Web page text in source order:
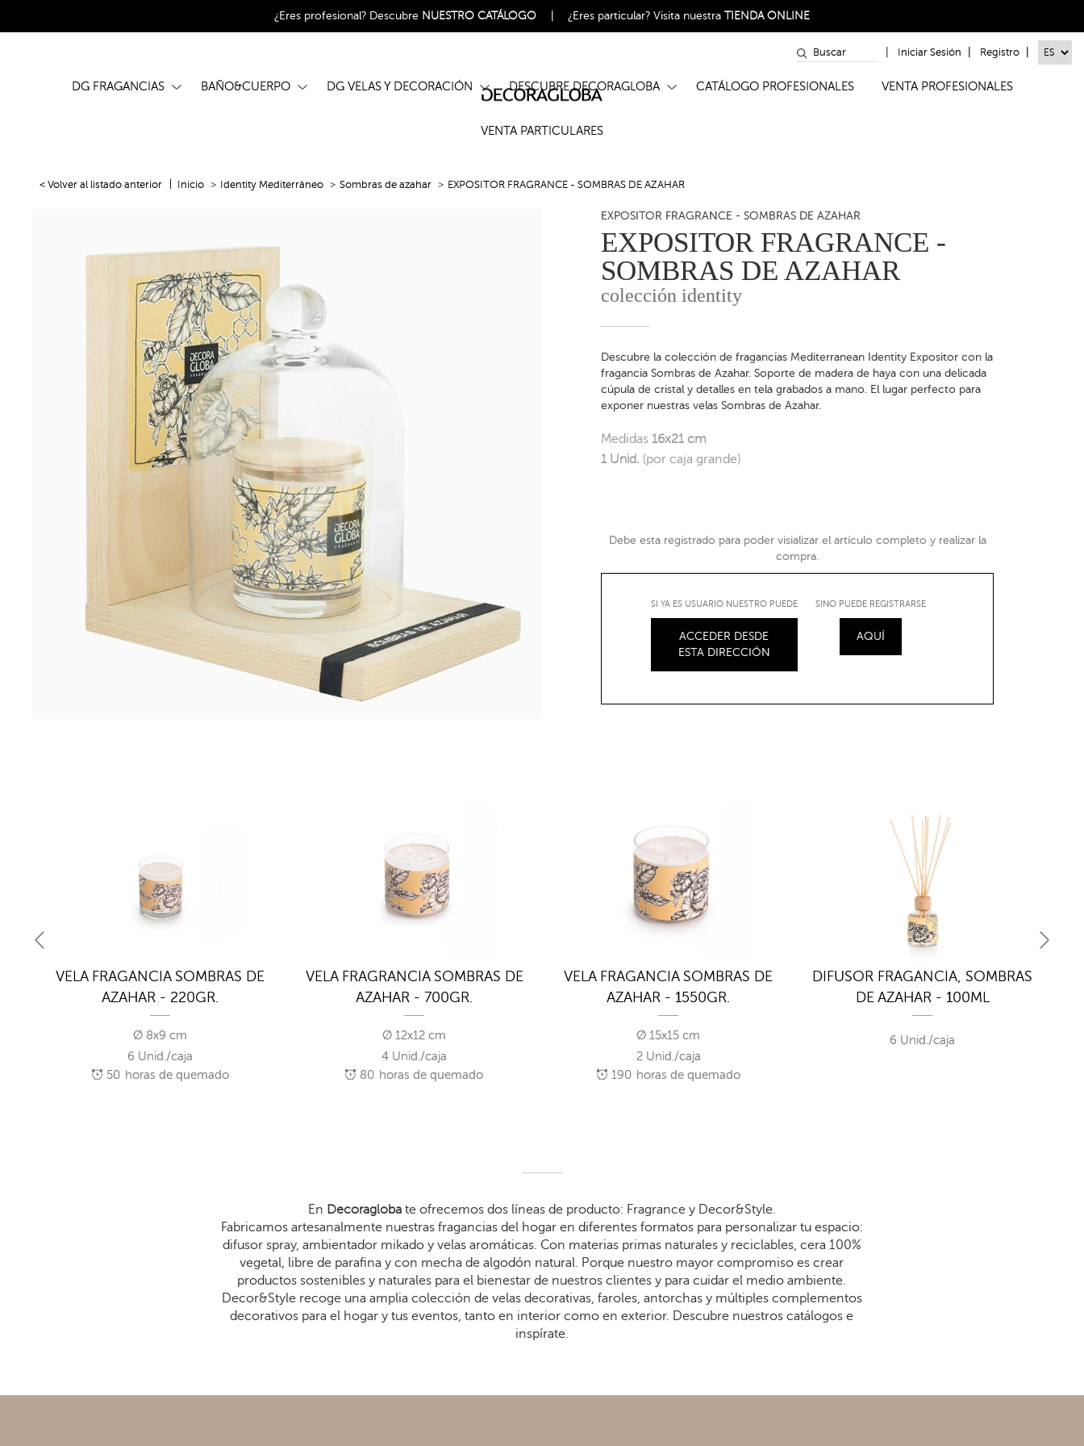
¿Eres profesional? Descubre NUESTRO CATÁLOGO ¿Eres particular?Visita nuestraTIENDA ONLINE
Iniciar Sesión Registro
DG FRAGANCIAS BAÑO&CUERPO DG VELAS Y DECORACIÓN DESCUBRE DECORAGLOBA CATÁLOGO PROFESIONALES VENTA PROFESIONALES
VENTA PARTICULARES
< Volver al listado anterior Inicio Identity Mediterráneo Sombras de azahar EXPOSITOR FRAGRANCE - SOMBRAS DE AZAHAR
EXPOSITOR FRAGRANCE - SOMBRAS DE AZAHAR
EXPOSITOR FRAGRANCE -
SOMBRAS DE AZAHAR
colección identity
Descubre la colección de fragancias Mediterranean Identity Expositor con la
fragancia Sombras de Azahar. Soporte de madera de haya con una delicada
cúpula de cristal y detalles en tela grabados a mano. El lugar perfecto para
exponer nuestras velas Sombras de Azahar.
Medidas16x21 cm
1 Unid. (por caja grande)
Debe esta registrado para poder visializar el artículo completo y realizar la
compra.
SI YA ES USUARIO NUESTRO PUEDE
ACCEDER DESDE
ESTA DIRECCIÓN
SINO PUEDE REGISTRARSE
AQUÍ
VELA FRAGANCIA SOMBRAS DE
AZAHAR - 220GR.
Ø 8x9 cm
6 Unid./caja
50 horas de quemado
VELA FRAGRANCIA SOMBRAS DE
AZAHAR - 700GR.
Ø 12x12 cm
4 Unid./caja
80 horas de quemado
VELA FRAGANCIA SOMBRAS DE
AZAHAR - 1550GR.
Ø 15x15 cm
2 Unid./caja
190 horas de quemado
DIFUSOR FRAGANCIA, SOMBRAS
DE AZAHAR - 100ML
6 Unid./caja
En Decoraglobate ofrecemos dos líneas de producto: Fragrance y Decor&Style.
Fabricamos artesanalmente nuestras fragancias del hogar en diferentes formatos para personalizar tu espacio:
difusor spray, ambientador mikado y velas aromáticas. Con materias primas naturales y reciclables, cera 100%
vegetal, libre de parafina y con mecha de algodón natural. Porque nuestro mayor compromiso es crear
productos sostenibles y naturales para el bienestar de nuestros clientes y para cuidar el medio ambiente.
Decor&Style recoge una amplia colección de velas decorativas, faroles, antorchas y múltiples complementos
decorativos para el hogar y tus eventos, tanto en interior como en exterior. Descubre nuestros catálogos e
inspírate.